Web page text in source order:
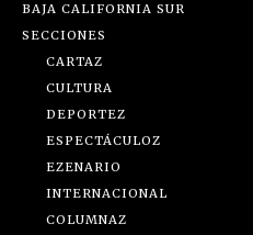
BAJA CALIFORNIA SUR
SECCIONES
CARTAZ
CULTURA
DEPORTEZ
ESPECTÁCULOZ
EZENARIO
INTERNACIONAL
COLUMNAZ